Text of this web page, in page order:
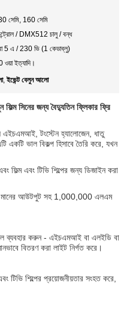
সেমি, 160 সেমি
/ DMX512 চালু / বন্ধ
5 এ / 230 ভি (1 কেডাব্লু)
ইত্যাদি।
, ইভেন্ট বেলুন আলো
সিনের জন্য বৈদ্যুতিন ফ্লিকার ফ্রি
এইচএমআই, টংস্টেন হ্যালোজেন, ধাতু
একটি ভাল বিকল্প হিসাবে তৈরি করে, যখন
ফিল্ম এবং টিভি শিল্পের জন্য ডিজাইন করা
মানের আউটপুট সহ 1,000,000 এলএম
ব্যবহার করুন - এইচএমআই বা এলইডি বা
বিতরণ করা লাইট নির্গত করে।
টিভি শিল্পের প্রয়োজনীয়তার সংহত করে,